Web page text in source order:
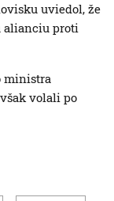
uviedol, že
alianciu proti
ministra
volali po